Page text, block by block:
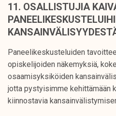
11. OSALLISTUJIA
Paneelikeskusteluiden
opiskelijoiden näkemyksiä,
osaamisyksiköiden
jotta pystyisimme kehittämään
kiinnostavia